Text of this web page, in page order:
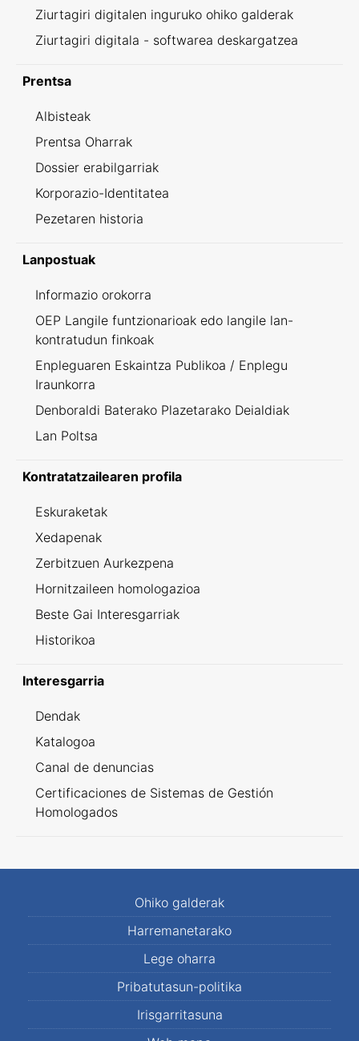
Ziurtagiri digitalen inguruko ohiko galderak
Ziurtagiri digitala - softwarea deskargatzea
Prentsa
Albisteak
Prentsa Oharrak
Dossier erabilgarriak
Korporazio-Identitatea
Pezetaren historia
Lanpostuak
Informazio orokorra
OEP Langile funtzionarioak edo langile lan-
kontratudun finkoak
Enpleguaren Eskaintza Publikoa / Enplegu
Iraunkorra
Denboraldi Baterako Plazetarako Deialdiak
Lan Poltsa
Kontratatzailearen profila
Eskuraketak
Xedapenak
Zerbitzuen Aurkezpena
Hornitzaileen homologazioa
Beste Gai Interesgarriak
Historikoa
Interesgarria
Dendak
Katalogoa
Canal de denuncias
Certificaciones de Sistemas de Gestión
Homologados
Ohiko galderak
Harremanetarako
Lege oharra
Pribatutasun-politika
Irisgarritasuna